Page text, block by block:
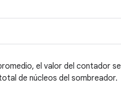
el valor del contador se
de núcleos del sombreador.